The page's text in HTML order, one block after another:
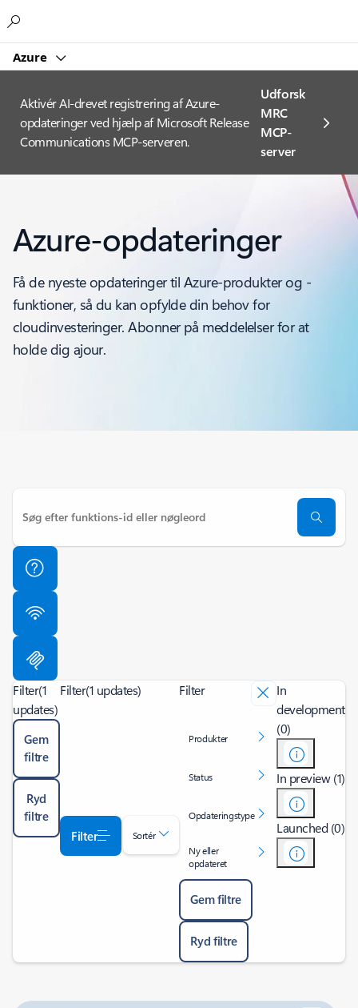
Azure
Aktivér AI-drevet registrering af Azure-
opdateringer ved hjælp af Microsoft Release
Communications MCP-serveren.
Udforsk
MRC
MCP-
server
Azure-opdateringer
Få de nyeste opdateringer til Azure-produkter og -
funktioner, så du kan opfylde din behov for
cloudinvesteringer. Abonner på meddelelser for at
holde dig ajour.
Filter(1
updates)
Gem
filtre
Ryd
filtre
Filter(1 updates)
Filter Sortér
Filter
Produkter
Status
Opdateringstype
Ny eller
opdateret
Gem filtre
Ryd filtre
In
development
(0)
In preview (1)
Launched (0)